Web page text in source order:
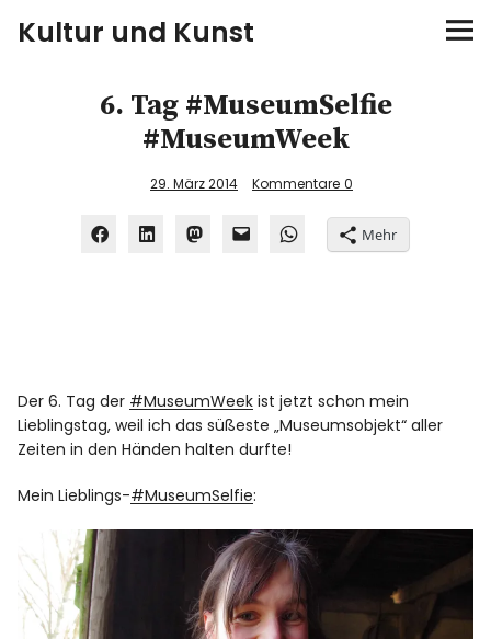
Kultur und Kunst
Ausstellungen
Bloggerreisen
Über mich
6. Tag #MuseumSelfie
#MuseumWeek
29. März 2014 Kommentare 0
Mehr
Der 6. Tag der #MuseumWeek ist jetzt schon mein
Lieblingstag, weil ich das süßeste „Museumsobjekt“ aller
Zeiten in den Händen halten durfte!
Mein Lieblings-#MuseumSelfie: